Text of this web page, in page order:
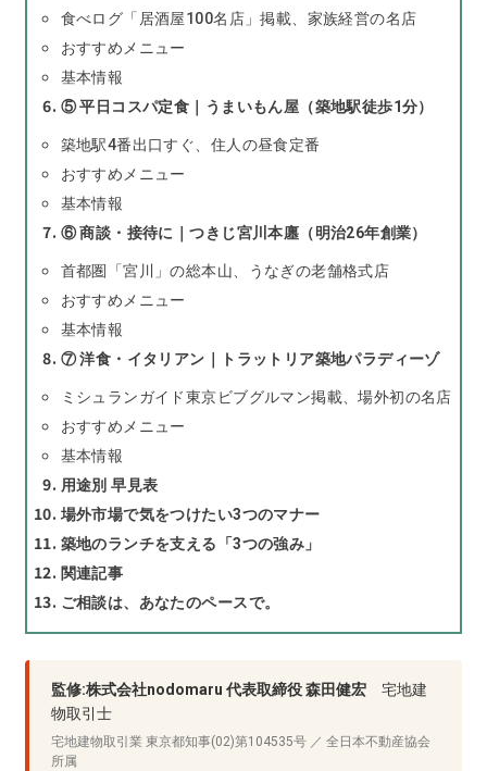
食べログ「居酒屋100名店」掲載、家族経営の名店
おすすめメニュー
基本情報
⑤ 平日コスパ定食｜うまいもん屋（築地駅徒歩1分）
築地駅4番出口すぐ、住人の昼食定番
おすすめメニュー
基本情報
⑥ 商談・接待に｜つきじ宮川本廛（明治26年創業）
首都圏「宮川」の総本山、うなぎの老舗格式店
おすすめメニュー
基本情報
⑦ 洋食・イタリアン｜トラットリア築地パラディーゾ
ミシュランガイド東京ビブグルマン掲載、場外初の名店
おすすめメニュー
基本情報
用途別 早見表
場外市場で気をつけたい3つのマナー
築地のランチを支える「3つの強み」
関連記事
ご相談は、あなたのペースで。
監修:株式会社nodomaru 代表取締役 森田健宏宅地建
物取引士
宅地建物取引業 東京都知事(02)第104535号 ／ 全日本不動産協会
所属